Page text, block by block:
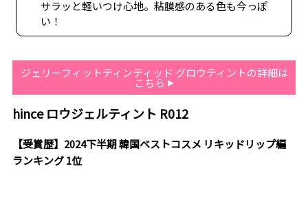
サラッと軽いつけ心地。粘膜感のある色も今っぽ
い！
ジェリーフィットティンティッド グロウティントの詳細は
こちら
hince ロウジェルティント R012
【受賞歴】2024下半期 韓国ベストコスメ リキッドリップ編
ランキング 1位